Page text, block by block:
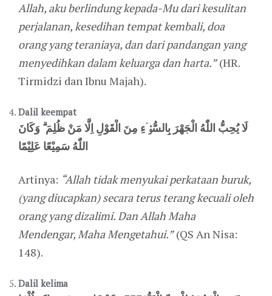
Allah, aku berlindung kepada-Mu dari kesulitan
perjalanan, kesedihan tempat kembali, doa
orang yang teraniaya, dan dari pandangan yang
menyedihkan dalam keluarga dan harta.”(HR.
Tirmidzi dan Ibnu Majah).
Dalil keempat
لَا يُحِبُّ اللّٰهُ الْجَهْرَ بِالسُّوْۤءِ مِنَ الْقَوْلِ اِلَّا مَنْ ظُلِمَ ۗ وَكَانَ
اللّٰهُ سَمِيْعًا عَلِيْمًا
Artinya: “Allah tidak menyukai perkataan buruk,
(yang diucapkan) secara terus terang kecuali oleh
orang yang dizalimi. Dan Allah Maha
Mendengar, Maha Mengetahui.”(QS An Nisa:
148).
Dalil kelima